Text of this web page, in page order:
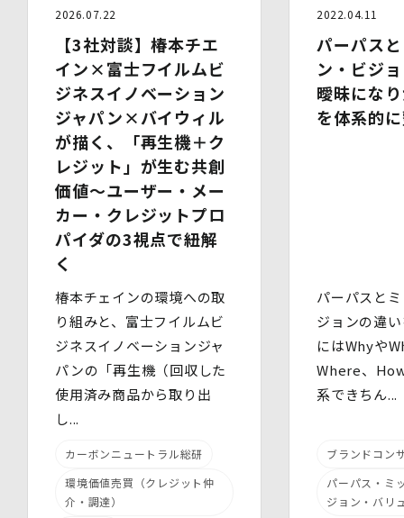
委託先には必要かつ適切な監督を行います。
6.安全管理措置
当社は、個人情報保護法、個人情報保護方針及び本方針に
従って、個人データ（個人情報保護法第16条第３項により
定義された「個人データ」をいい、以下同様とします。）
を適切に取り扱い、正確かつ最新のものとするよう適切な
処置を講じます。
また、個人データの漏えい、滅失又は毀損の防止その他の
個人データの保護のため、個人データを適切かつ安全に管
理します。
当社は、個人情報を適切に取り扱うため、以下の安全管理
措置を実施します。
(1)組織的安全管理措置
・ 個人データの取扱いに関する責任者を定め、報告連絡
・ 個人情報の取扱状況について定期的な点検及び監査を
実施しています。
(2)人的安全管理措置
員に定期的な研修を実施しています。
・ 個人データについての秘密保持に関する事項を就業規
(3)物理的安全管理措置
及び持ち込む機器等の制限を行うとともに、権限を有しな
い者による個人データの閲覧を防止する措置を講じていま
2026.07.22
【3社対談】椿本チエ
イン×富士フイルムビ
ジネスイノベーション
ジャパン×バイウィル
が描く、「再生機＋ク
レジット」が生む共創
価値～ユーザー・メー
カー・クレジットプロ
パイダの3視点で紐解
く
椿本チェインの環境への取
り組みと、富士フイルムビ
ジネスイノベーションジャ
パンの「再生機（回収した
使用済み商品から取り出
し...
カーボンニュートラル総研
環境価値売買（クレジット仲
介・調達）
2022.04.11
パーパス
ン・ビジ
曖昧にな
を体系的
パーパスと
ジョンの違
にはWhyや
Where、
系できちん...
ブランドコン
パーパス・ミ
ジョン・バリ